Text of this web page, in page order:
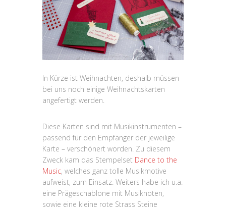
In Kürze ist Weihnachten, deshalb müssen
bei uns noch einige Weihnachtskarten
angefertigt werden.
Diese Karten sind mit Musikinstrumenten –
passend für den Empfänger der jeweilige
Karte – verschönert worden. Zu diesem
Zweck kam das Stempelset Dance to the
Music, welches ganz tolle Musikmotive
aufweist, zum Einsatz. Weiters habe ich u.a.
eine Prägeschablone mit Musiknoten,
sowie eine kleine rote Strass Steine